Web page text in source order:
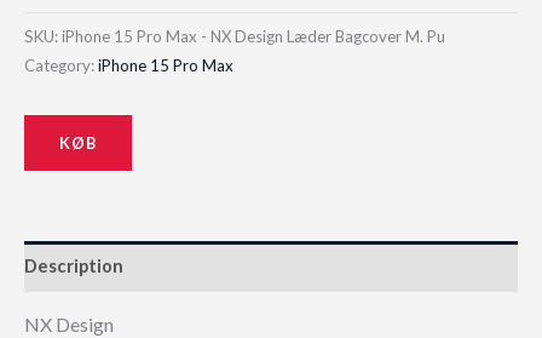
SKU: iPhone 15 Pro Max - NX Design Læder Bagcover M. Pu
Category:iPhone 15 Pro Max
KØB
Description
NX Design